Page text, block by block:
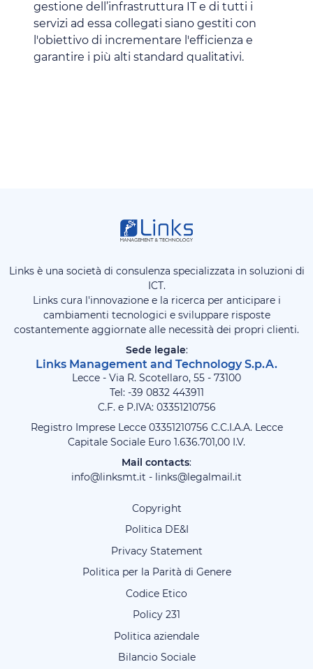
gestione dell’infrastruttura IT e di tutti i
servizi ad essa collegati siano gestiti con
l'obiettivo di incrementare l'efficienza e
garantire i più alti standard qualitativi.
Links è una società di consulenza specializzata in soluzioni di
ICT.
Links cura l'innovazione e la ricerca per anticipare i
cambiamenti tecnologici e sviluppare risposte
costantemente aggiornate alle necessità dei propri clienti.
Sede legale:
Links Management and Technology S.p.A.
Lecce - Via R. Scotellaro, 55 - 73100
Tel: -39 0832 443911
C.F. e P.IVA: 03351210756
Registro Imprese Lecce 03351210756 C.C.I.A.A. Lecce
Capitale Sociale Euro 1.636.701,00 I.V.
Mail contacts:
info@linksmt.it - links@legalmail.it
Copyright
Politica DE&I
Privacy Statement
Politica per la Parità di Genere
Codice Etico
Policy 231
Politica aziendale
Bilancio Sociale